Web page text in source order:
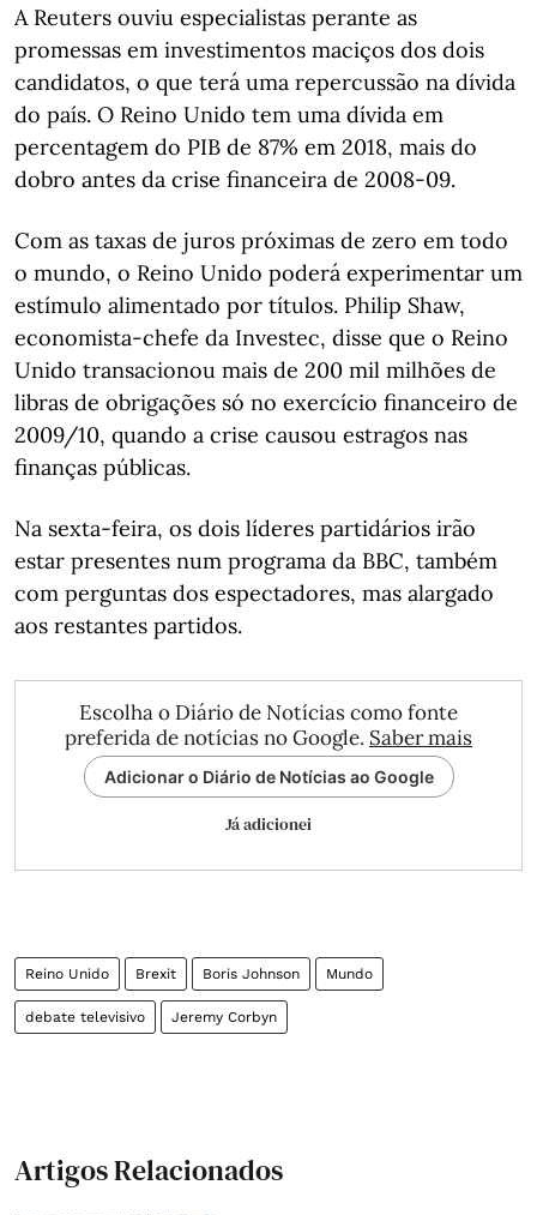
A Reuters ouviu especialistas perante as
promessas em investimentos maciços dos dois
candidatos, o que terá uma repercussão na dívida
do país. O Reino Unido tem uma dívida em
percentagem do PIB de 87% em 2018, mais do
dobro antes da crise financeira de 2008-09.
Com as taxas de juros próximas de zero em todo
o mundo, o Reino Unido poderá experimentar um
estímulo alimentado por títulos. Philip Shaw,
economista-chefe da Investec, disse que o Reino
Unido transacionou mais de 200 mil milhões de
libras de obrigações só no exercício financeiro de
2009/10, quando a crise causou estragos nas
finanças públicas.
Na sexta-feira, os dois líderes partidários irão
estar presentes num programa da BBC, também
com perguntas dos espectadores, mas alargado
aos restantes partidos.
Escolha o Diário de Notícias como fonte
preferida de notícias no Google. Saber mais
Adicionar o Diário de Notícias ao Google
Já adicionei
Reino Unido Brexit Boris Johnson Mundo
debate televisivo Jeremy Corbyn
Artigos Relacionados